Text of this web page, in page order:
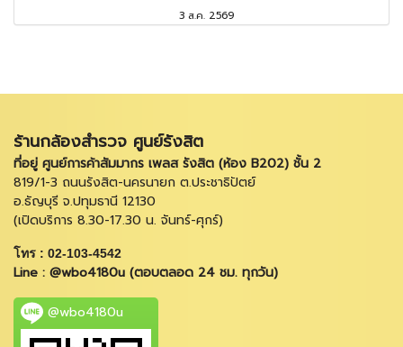
3 ส.ค. 2569
ร้านกล้องสำรวจ ศูนย์รังสิต
ที่อยู่ ศูนย์การค้าสัมมากร เพลส รังสิต (ห้อง B202) ชั้น 2
819/1-3 ถนนรังสิต-นครนายก ต.ประชาธิปัตย์
อ.ธัญบุรี จ.ปทุมธานี 12130
(เปิดบริการ 8.30-17.30 น. จันทร์-ศุกร์)
โทร : 02-103-4542
Line : @wbo4180u (ตอบตลอด 24 ชม. ทุกวัน)
@wbo4180u